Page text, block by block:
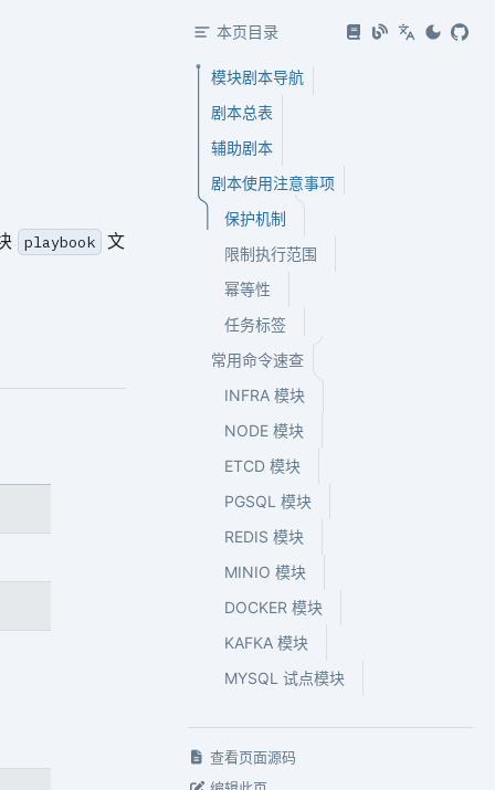
playbook 文
本页目录
模块剧本导航
剧本总表
辅助剧本
剧本使用注意事项
保护机制
限制执行范围
幂等性
任务标签
常用命令速查
INFRA 模块
NODE 模块
ETCD 模块
PGSQL 模块
REDIS 模块
MINIO 模块
DOCKER 模块
KAFKA 模块
MYSQL 试点模块
查看页面源码